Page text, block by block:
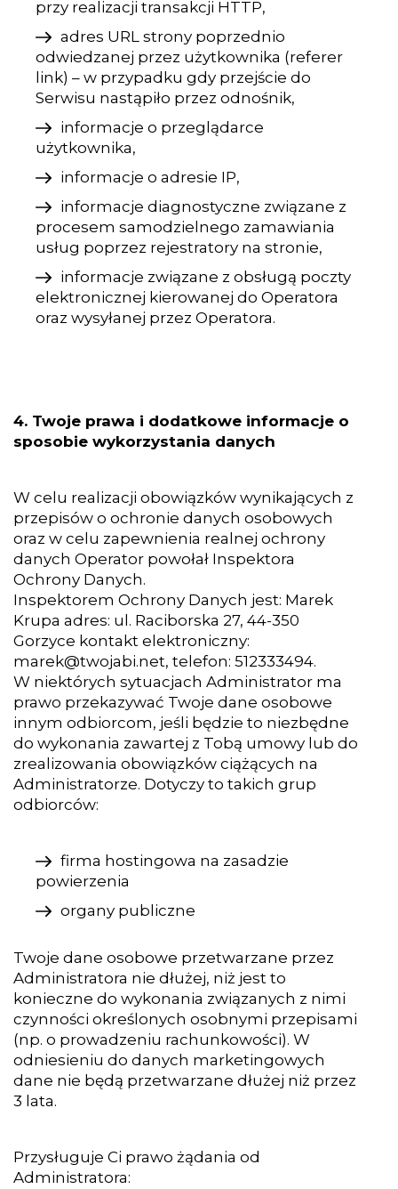
przy realizacji transakcji HTTP,
adres URL strony poprzednio
odwiedzanej przez użytkownika (referer
link) – w przypadku gdy przejście do
Serwisu nastąpiło przez odnośnik,
informacje o przeglądarce
użytkownika,
informacje o adresie IP,
informacje diagnostyczne związane z
procesem samodzielnego zamawiania
usług poprzez rejestratory na stronie,
informacje związane z obsługą poczty
elektronicznej kierowanej do Operatora
oraz wysyłanej przez Operatora.
4. Twoje prawa i dodatkowe informacje o
sposobie wykorzystania danych
W celu realizacji obowiązków wynikających z
przepisów o ochronie danych osobowych
oraz w celu zapewnienia realnej ochrony
danych Operator powołał Inspektora
Ochrony Danych.
Inspektorem Ochrony Danych jest: Marek
Krupa adres: ul. Raciborska 27, 44-350
Gorzyce kontakt elektroniczny:
marek@twojabi.net, telefon: 512333494.
W niektórych sytuacjach Administrator ma
prawo przekazywać Twoje dane osobowe
innym odbiorcom, jeśli będzie to niezbędne
do wykonania zawartej z Tobą umowy lub do
zrealizowania obowiązków ciążących na
Administratorze. Dotyczy to takich grup
odbiorców:
firma hostingowa na zasadzie
powierzenia
organy publiczne
Twoje dane osobowe przetwarzane przez
Administratora nie dłużej, niż jest to
konieczne do wykonania związanych z nimi
czynności określonych osobnymi przepisami
(np. o prowadzeniu rachunkowości). W
odniesieniu do danych marketingowych
dane nie będą przetwarzane dłużej niż przez
3 lata.
Przysługuje Ci prawo żądania od
Administratora: